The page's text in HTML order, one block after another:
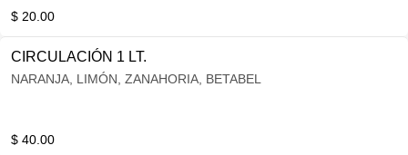
$ 20.00
CIRCULACIÓN 1 LT.
NARANJA, LIMÓN, ZANAHORIA, BETABEL
$ 40.00